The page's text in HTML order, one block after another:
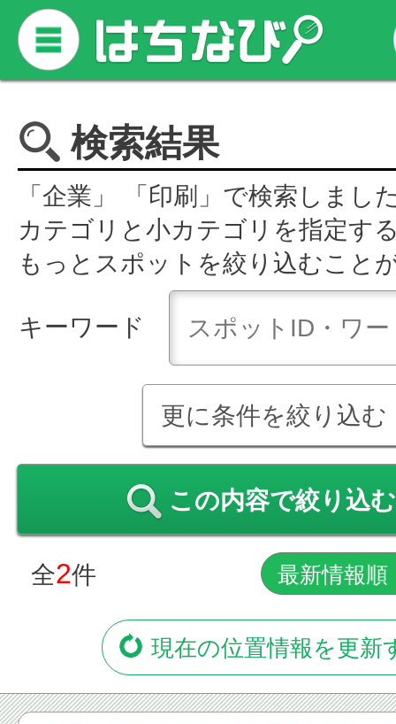
検索結果
「企業」 「印刷」で検索しまし
カテゴリと小カテゴリを指定す
もっとスポットを絞り込むこと
キーワード
更に条件を絞り込む
この内容で絞り込む
全2件
現在の位置情報を更新